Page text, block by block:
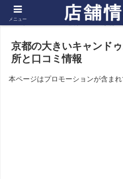
ホーム 近畿 京都
京都の大きいキャンド
所と口コミ情報
本ページはプロモーションが含まれ
メニュー